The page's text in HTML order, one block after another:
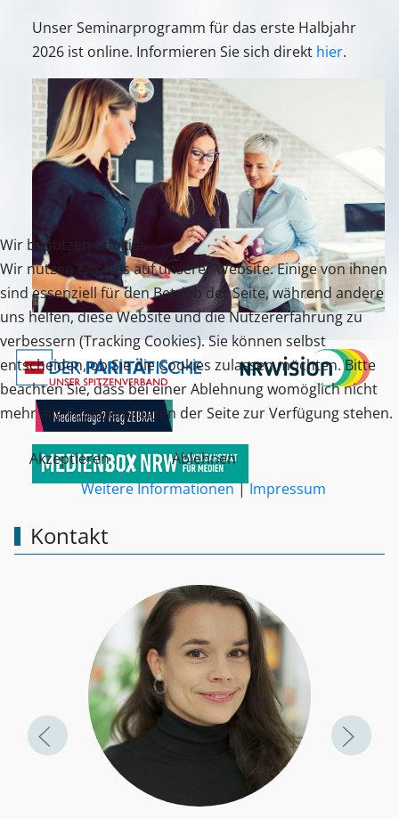
Unser Seminarprogramm für das erste Halbjahr
2026 ist online. Informieren Sie sich direkt hier.
Kontakt
Wir benutzen Cookies
Wir nutzen Cookies auf unserer Website. Einige von ihnen
sind essenziell für den Betrieb der Seite, während andere
uns helfen, diese Website und die Nutzererfahrung zu
verbessern (Tracking Cookies). Sie können selbst
entscheiden, ob Sie die Cookies zulassen möchten. Bitte
beachten Sie, dass bei einer Ablehnung womöglich nicht
mehr alle Funktionalitäten der Seite zur Verfügung stehen.
Akzeptieren
Ablehnen
Weitere Informationen|Impressum